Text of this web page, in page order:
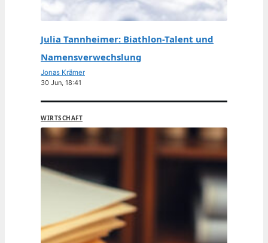
Julia Tannheimer: Biathlon-Talent und
Namensverwechslung
Jonas Krämer
30 Jun, 18:41
WIRTSCHAFT